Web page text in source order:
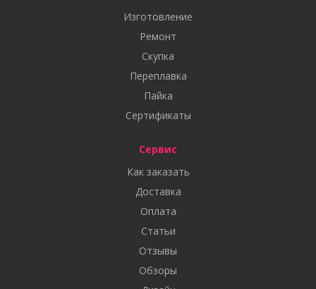
Изготовление
Ремонт
Скупка
Переплавка
Пайка
Сертификаты
Сервис
Как заказать
Доставка
Оплата
Статьи
Отзывы
Обзоры